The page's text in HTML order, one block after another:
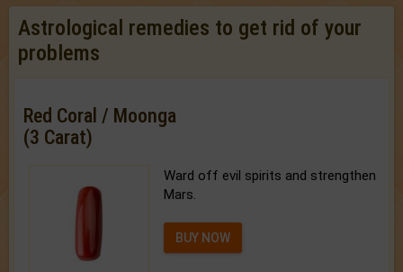
Astrological remedies to get rid of your
problems
Red Coral / Moonga
(3 Carat)
Ward off evil spirits and strengthen
Mars.
BUY NOW